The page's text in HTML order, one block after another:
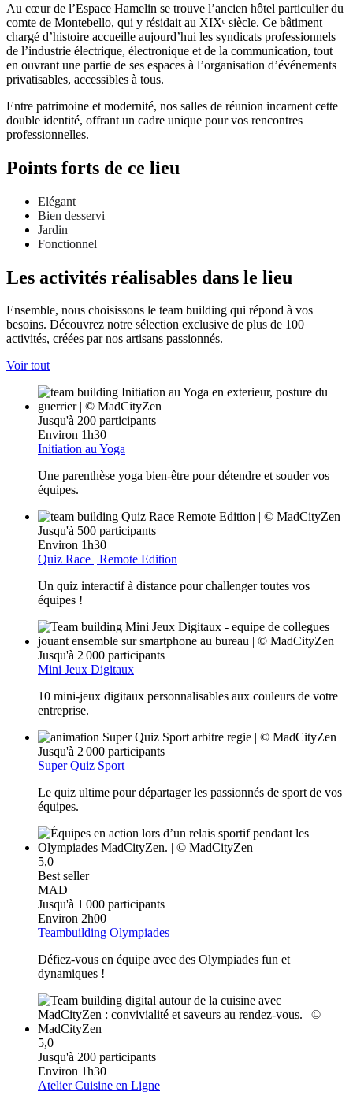
Au cœur de l’Espace Hamelin se trouve l’ancien hôtel particulier du
comte de Montebello, qui y résidait au XIXᵉ siècle. Ce bâtiment
chargé d’histoire accueille aujourd’hui les syndicats professionnels
de l’industrie électrique, électronique et de la communication, tout
en ouvrant une partie de ses espaces à l’organisation d’événements
privatisables, accessibles à tous.
Entre patrimoine et modernité, nos salles de réunion incarnent cette
double identité, offrant un cadre unique pour vos rencontres
professionnelles.
Points forts de ce lieu
Elégant
Bien desservi
Jardin
Fonctionnel
Les activités réalisables dans le lieu
Ensemble, nous choisissons le team building qui répond à vos
besoins. Découvrez notre sélection exclusive de plus de 100
activités, créées par nos artisans passionnés.
Voir tout
Jusqu'à 200 participants
Environ 1h30
Initiation au Yoga
Une parenthèse yoga bien-être pour détendre et souder vos
équipes.
Jusqu'à 500 participants
Environ 1h30
Quiz Race | Remote Edition
Un quiz interactif à distance pour challenger toutes vos
équipes !
Jusqu'à 2 000 participants
Mini Jeux Digitaux
10 mini-jeux digitaux personnalisables aux couleurs de votre
entreprise.
Jusqu'à 2 000 participants
Super Quiz Sport
Le quiz ultime pour départager les passionnés de sport de vos
équipes.
5,0
Best seller
MAD
Jusqu'à 1 000 participants
Environ 2h00
Teambuilding Olympiades
Défiez-vous en équipe avec des Olympiades fun et
dynamiques !
5,0
Jusqu'à 200 participants
Environ 1h30
Atelier Cuisine en Ligne